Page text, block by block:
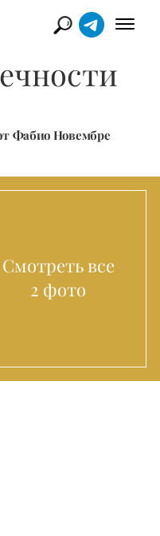
Фабио Новембре
Смотреть все
2 фото